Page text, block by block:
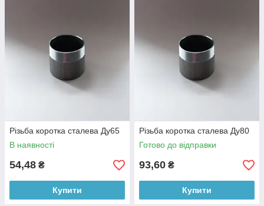
Різьба коротка сталева Ду65
В наявності
54,48 ₴
Купити
Різьба коротка сталева Ду80
Готово до відправки
93,60 ₴
Купити